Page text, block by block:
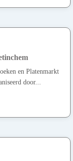
en Platenmarkt
door...